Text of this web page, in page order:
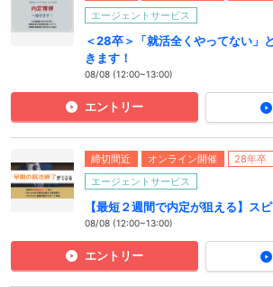
エージェントサービス
＜28卒＞「就活全くやってない」
きます！
08/08 (12:00~13:00)
エントリー
締切間近 オンライン開催
28年卒
エージェントサービス
【最短２週間で内定が狙える】ス
08/08 (12:00~13:00)
エントリー